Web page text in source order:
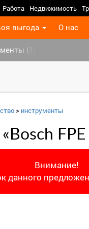
Работа Недвижимость
выгода О нас
(1)
> инструменты
FPE
Внимание!
данного